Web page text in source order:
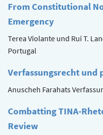
From Constitutional
Emergency
Terea Violante und Rui T.
Portugal
Verfassungsrecht und
Anuscheh Farahats
Combatting TINA-
Review